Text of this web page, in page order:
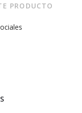
PRODUCTO